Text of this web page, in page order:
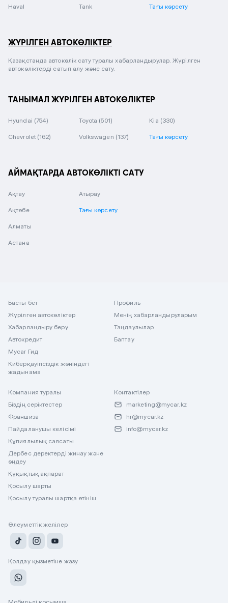
Haval Tank Тағы көрсету
ЖҮРІЛГЕН АВТОКӨЛІКТЕР
Қазақстанда автокөлік сату туралы хабарландырулар. Жүрілген
автокөліктерді сатып алу және сату.
ТАНЫМАЛ ЖҮРІЛГЕН АВТОКӨЛІКТЕР
Hyundai (754) Toyota (501) Kia (330)
Chevrolet (162) Volkswagen (137) Тағы көрсету
АЙМАҚТАРДА АВТОКӨЛІКТІ САТУ
Ақтау
Ақтөбе
Алматы
Астана
Атырау
Тағы көрсету
Басты бет
Жүрілген автокөліктер
Хабарландыру беру
Автокредит
Mycar Гид
Киберқауіпсіздік жөніндегі
жадынама
Профиль
Менің хабарландыруларым
Таңдаулылар
Баптау
Компания туралы
Біздің серіктестер
Франшиза
Пайдаланушы келісімі
Құпиялылық саясаты
Дербес деректерді жинау және
өңдеу
Құқықтық ақпарат
Қосылу шарты
Қосылу туралы шартқа өтініш
Контактілер
marketing@mycar.kz
hr@mycar.kz
info@mycar.kz
Әлеуметтік желілер
Қолдау қызметіне жазу